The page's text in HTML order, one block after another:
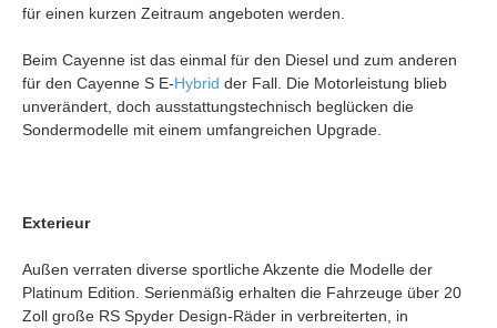
für einen kurzen Zeitraum angeboten werden.
Beim Cayenne ist das einmal für den Diesel und zum anderen
für den Cayenne S E-Hybrid der Fall. Die Motorleistung blieb
unverändert, doch ausstattungstechnisch beglücken die
Sondermodelle mit einem umfangreichen Upgrade.
Exterieur
Außen verraten diverse sportliche Akzente die Modelle der
Platinum Edition. Serienmäßig erhalten die Fahrzeuge über 20
Zoll große RS Spyder Design-Räder in verbreiterten, in